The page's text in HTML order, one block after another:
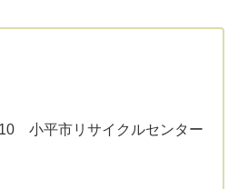
小平市リサイクルセンター